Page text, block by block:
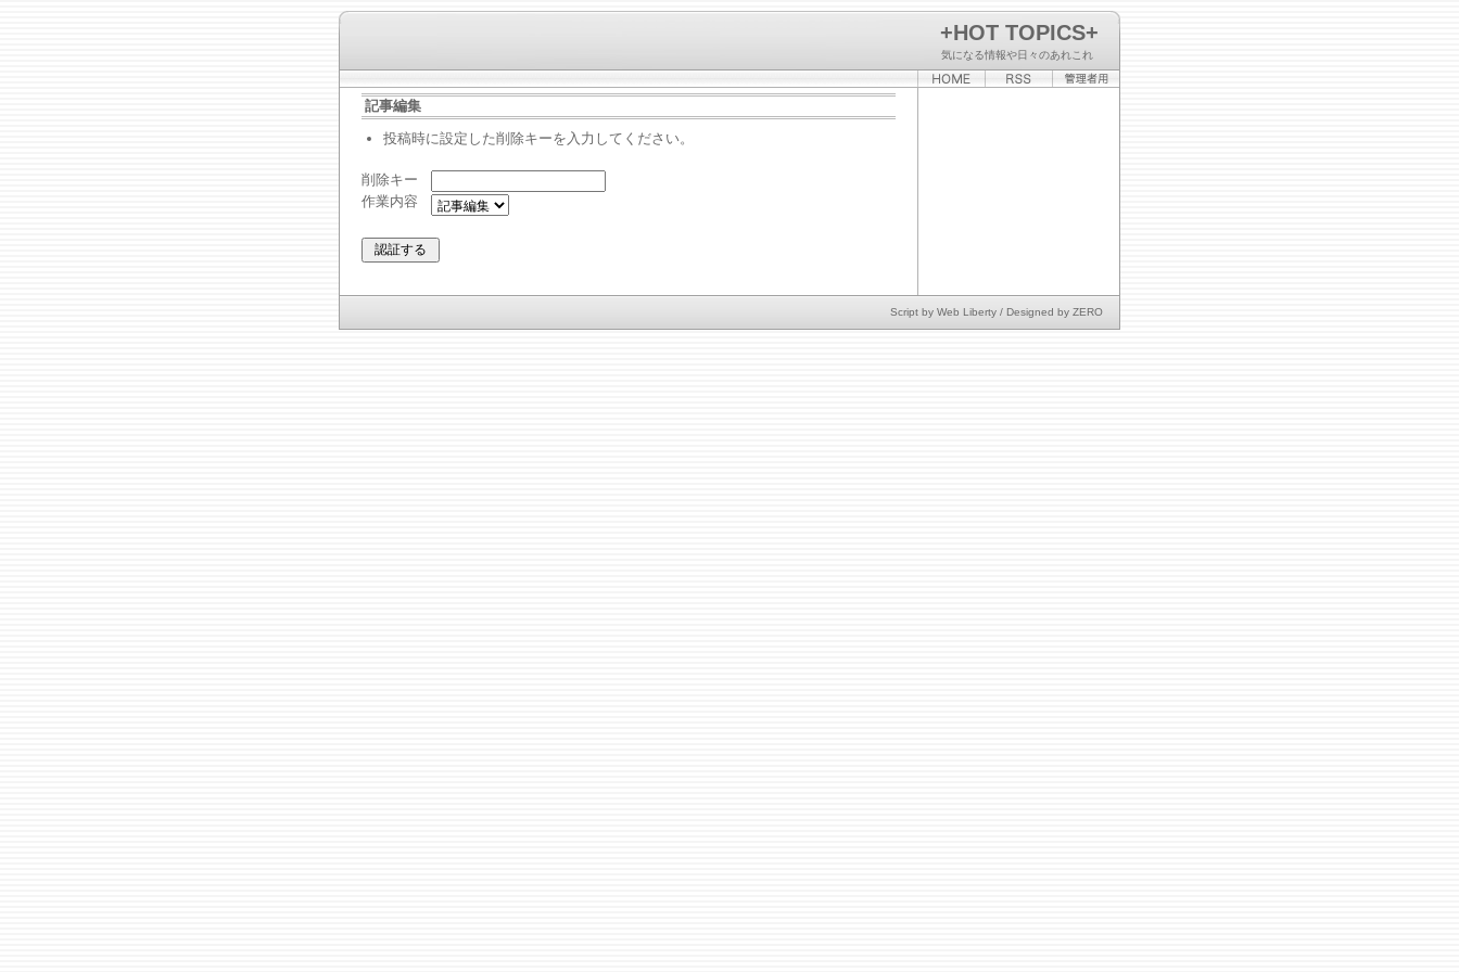
+HOT TOPICS+
気になる情報や日々のあれこれ
記事編集
投稿時に設定した削除キーを入力してください。
削除キー
作業内容
Script by Web Liberty / Designed by ZERO